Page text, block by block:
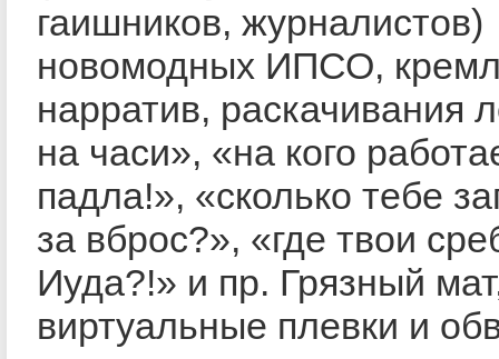
гаишников,
новомодных ИПСО,
нарратив, раскачивания
на часи», «на кого
падла!», «сколько тебе
за вброс?», «где твои
Иуда?!» и пр. Грязный
виртуальные плевки и